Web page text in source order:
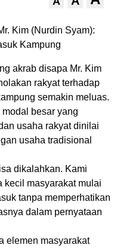
Kim (Nurdin Syam):
Kampung
akrab disapa Mr. Kim
rakyat terhadap
semakin meluas.
besar yang
usaha rakyat dinilai
usaha tradisional
dikalahkan. Kami
kecil masyarakat mulai
tanpa memperhatikan
dalam pernyataan
elemen masyarakat